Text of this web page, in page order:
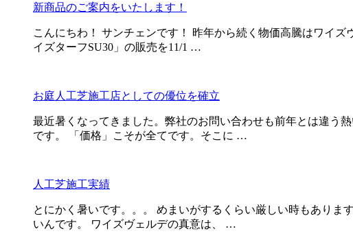
新商品のご案内をいたします！
こんにちわ！ サンチェンです！ 昨年から続く物価高騰はワイ
イズターフSU30」の販売を11/1 …
お庭人工芝施工店としての優位を確立
最近暑くなってきました。弊社のお問い合わせも前年とは違う
です。 「価格」こそが全てです。そこに …
人工芝施工実績
とにかく暑いです。。。 めまいがするくらい厳しい時もあり
いんです。 ワイズヴェルデの真意は、 …